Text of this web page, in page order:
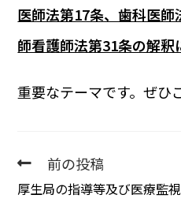
医師法第17条、歯科医
師看護師法第31条の解釈
重要なテーマです。ぜひ
前の投稿
厚生局の指導等及び医療監